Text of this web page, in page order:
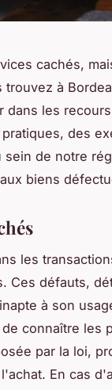
cachés,
à
dans les
des
de notre
biens
les
Ces défauts,
à son
connaître les
par la loi,
En cas